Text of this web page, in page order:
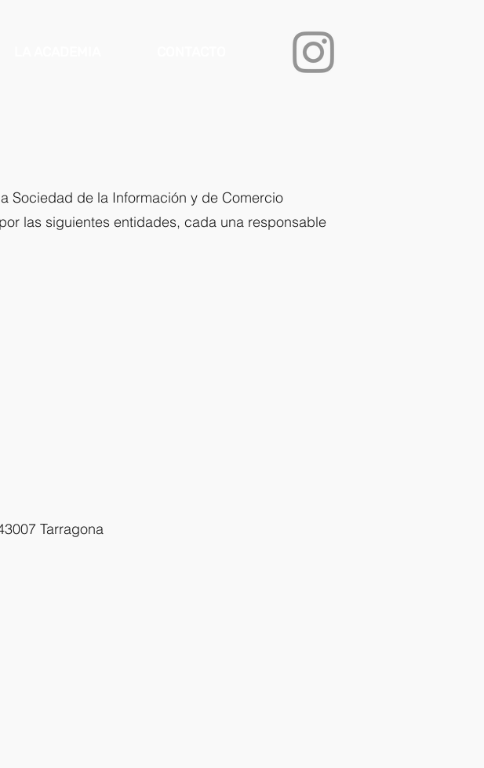
Sociedad de la Información y de Comercio
las siguientes entidades, cada una responsable
Tarragona